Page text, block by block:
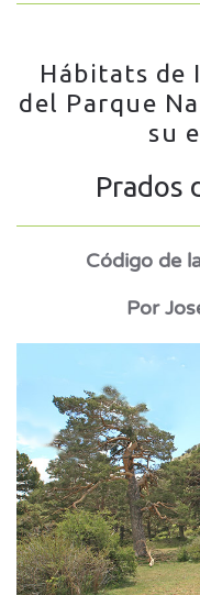
Hábitats de
del Parque
su
Prados
Código de
Por